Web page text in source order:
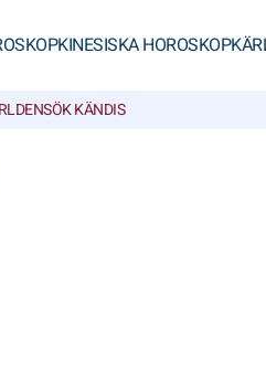
KINESISKA HOROSKOP
SÖK KÄNDIS